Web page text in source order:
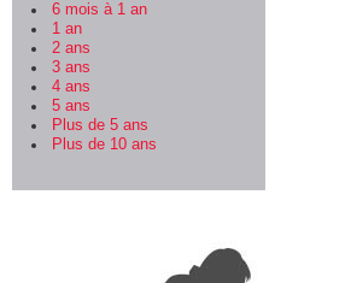
6 mois à 1 an
1 an
2 ans
3 ans
4 ans
5 ans
Plus de 5 ans
Plus de 10 ans